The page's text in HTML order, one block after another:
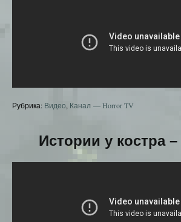
Рубрика: Видео, Канал — Horror TV
Истории у костра